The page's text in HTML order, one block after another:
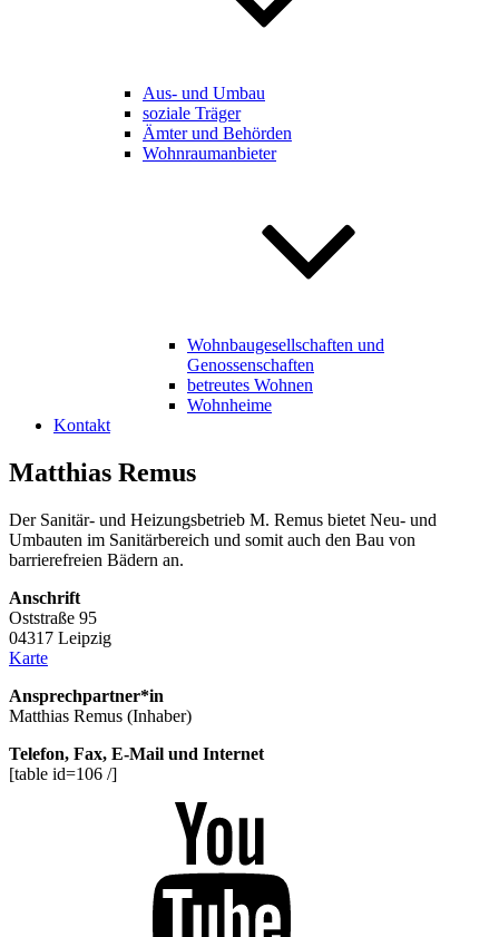
Aus- und Umbau
soziale Träger
Ämter und Behörden
Wohnraumanbieter
Wohnbaugesellschaften und
Genossenschaften
betreutes Wohnen
Wohnheime
Kontakt
Matthias Remus
Der Sanitär- und Heizungsbetrieb M. Remus bietet Neu- und
Umbauten im Sanitärbereich und somit auch den Bau von
barrierefreien Bädern an.
Anschrift
Oststraße 95
04317 Leipzig
Karte
Ansprechpartner*in
Matthias Remus (Inhaber)
Telefon, Fax, E-Mail und Internet
[table id=106 /]